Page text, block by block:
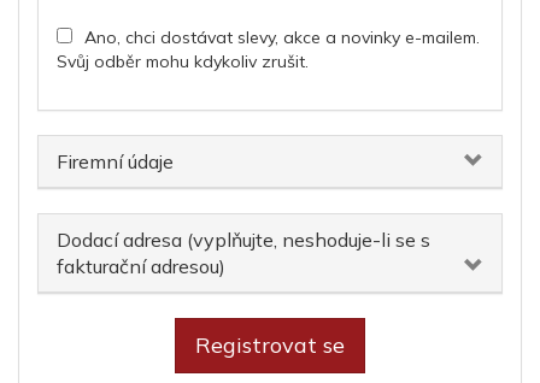
Ano, chci dostávat slevy, akce a novinky e-mailem.
Svůj odběr mohu kdykoliv zrušit.
Firemní údaje
Dodací adresa (vyplňujte, neshoduje-li se s
fakturační adresou)
Registrovat se